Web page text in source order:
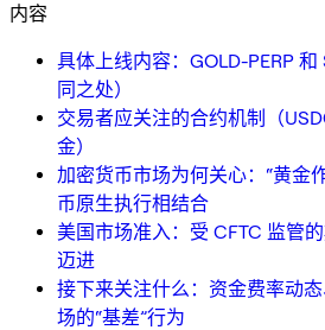
内容
具体上线内容：GOLD-PERP 和
同之处）
交易者应关注的合约机制（
金）
加密货币市场为何关心：“黄金
币原生执行相结合
美国市场准入：受 CFTC 监管
迈进
接下来关注什么：资金费率动
场的“基差”行为